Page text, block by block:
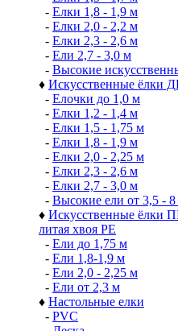
- Елки 1,8 - 1,9 м
- Елки 2,0 - 2,2 м
- Елки 2,3 - 2,6 м
- Ели 2,7 - 3,0 м
- Высокие
♦ Искусственные ёлки
- Елочки до 1,0 м
- Елки 1,2 - 1,4 м
- Елки 1,5 - 1,75 м
- Елки 1,8 - 1,9 м
- Елки 2,0 - 2,25 м
- Елки 2,3 - 2,6 м
- Елки 2,7 - 3,0 м
- Высокие ели от 3,5 -
♦ Искусственные ёлки
литая хвоя РЕ
- Ели до 1,75 м
- Ели 1,8-1,9 м
- Ели 2,0 - 2,25 м
- Ели от 2,3 м
♦ Настольные елки
- PVC